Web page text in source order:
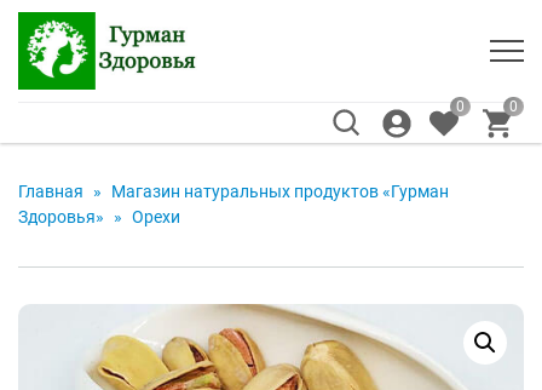
0 0
Главная »
Магазин натуральных продуктов «Гурман
Здоровья»
» Орехи